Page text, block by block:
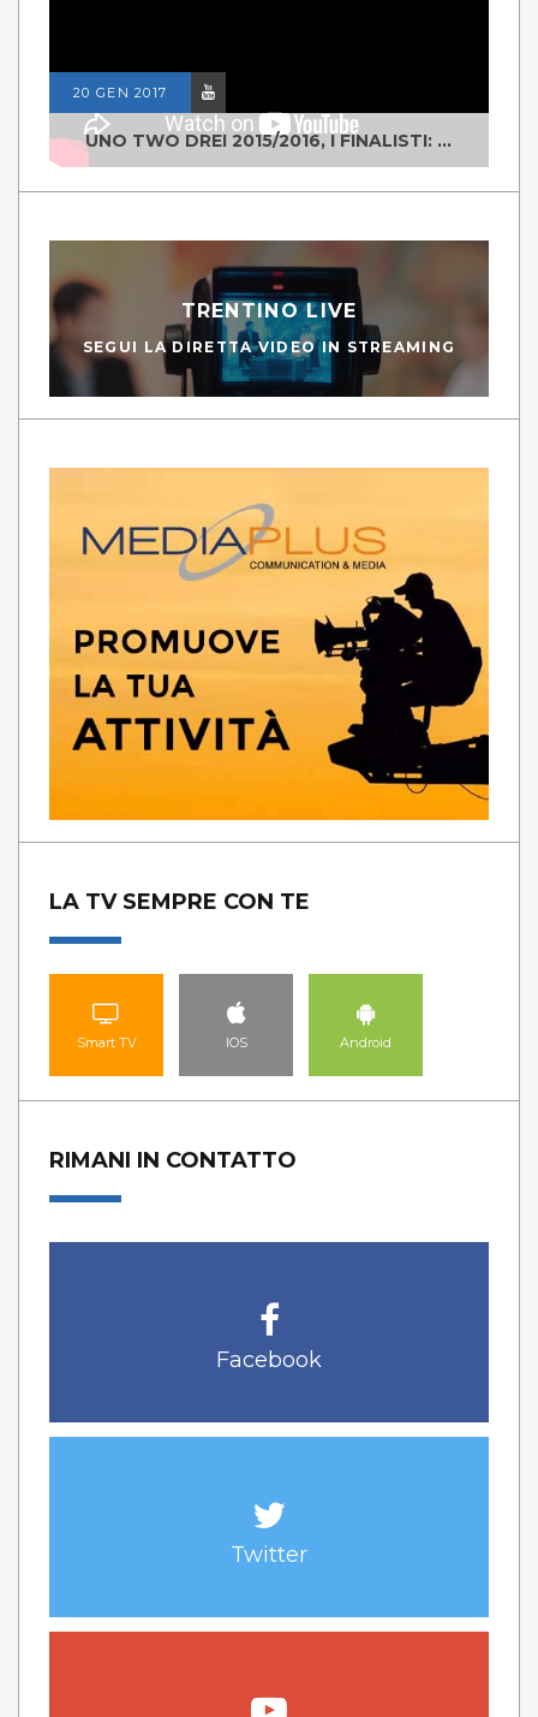
20 GEN 2017
UNO TWO DREI 2015/2016, I FINALISTI: CLASSE IV ALS ISTITUTO "DEGASPERI" BORGO VALSUGANA
TRENTINO LIVE
SEGUI LA DIRETTA VIDEO IN STREAMING
LA TV SEMPRE CON TE
Smart TV IOS Android
RIMANI IN CONTATTO
Facebook
Twitter